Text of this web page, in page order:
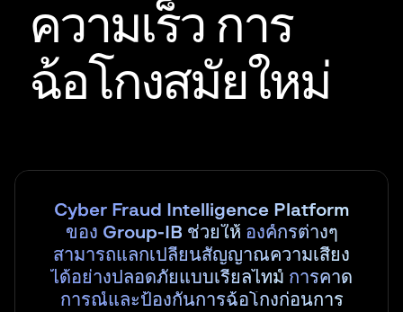
ความเร็ว การ
ฉ้อโกงสมัยใหม่
Cyber Fraud Intelligence Platform
ของ Group-IB ช่วยให้ องค์กรต่างๆ
สามารถแลกเปลี่ยนสัญญาณความเสี่ยง
ได้อย่างปลอดภัยแบบเรียลไทม์ การคาด
การณ์และป้องกันการฉ้อโกงก่อนการ